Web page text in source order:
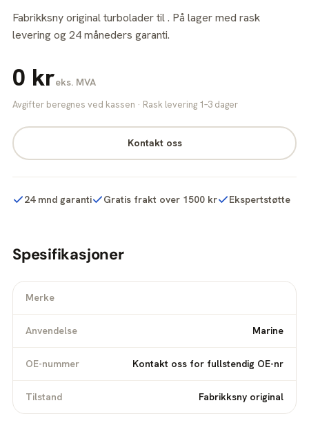
Fabrikksny original turbolader til . På lager med rask
levering og 24 måneders garanti.
0 kreks. MVA
Avgifter beregnes ved kassen · Rask levering 1–3 dager
Kontakt oss
24 mnd garanti Gratis frakt over 1500 kr Ekspertstøtte
Spesifikasjoner
Merke
Anvendelse Marine
OE-nummer Kontakt oss for fullstendig OE-nr
Tilstand Fabrikksny original